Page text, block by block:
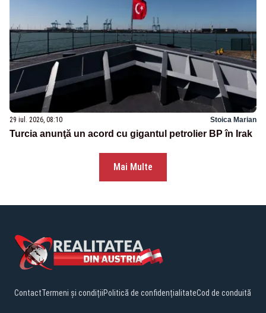
29 iul. 2026, 08:10 Stoica Marian
Turcia anunţă un acord cu gigantul petrolier BP în Irak
Mai Multe
ContactTermeni și condițiiPolitică de confidențialitateCod de conduită